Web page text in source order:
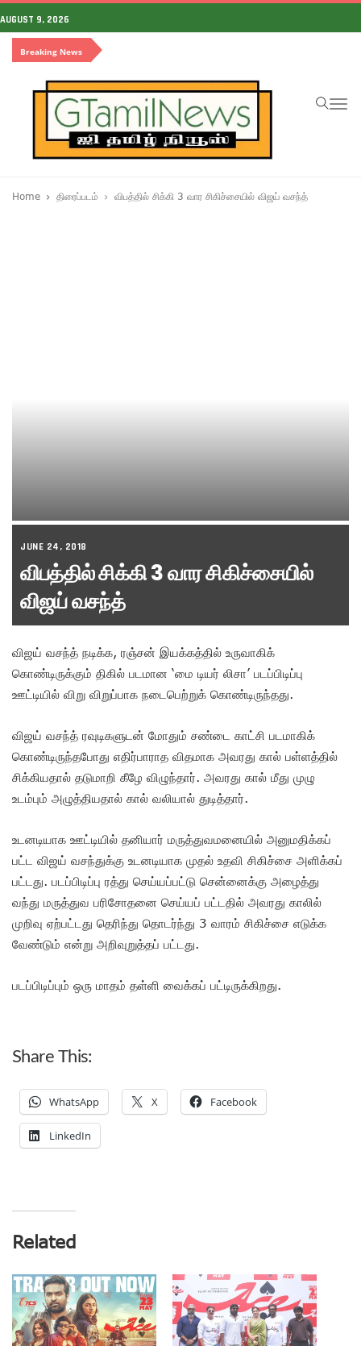
AUGUST 9, 2026
Breaking News
Home திரைப்படம் விபத்தில் சிக்கி 3 வார சிகிச்சையில் விஜய் வசந்த்
JUNE 24, 2018
விபத்தில் சிக்கி 3 வார சிகிச்சையில்
விஜய் வசந்த்
விஜய் வசந்த் நடிக்க, ரஞ்சன் இயக்கத்தில் உருவாகிக்
கொண்டிருக்கும் திகில் படமான ‘மை டியர் லிசா’ படப்பிடிப்பு
ஊட்டியில் விறு விறுப்பாக நடைபெற்றுக் கொண்டிருந்தது.
விஜய் வசந்த் ரவுடிகளுடன் மோதும் சண்டை காட்சி படமாகிக்
கொண்டிருந்தபோது எதிர்பாராத விதமாக அவரது கால் பள்ளத்தில்
சிக்கியதால் தடுமாறி கீழே விழுந்தார். அவரது கால் மீது முழு
உடம்பும் அழுத்தியதால் கால் வலியால் துடித்தார்.
உடனடியாக ஊட்டியில் தனியார் மருத்துவமனையில் அனுமதிக்கப்
பட்ட விஜய் வசந்துக்கு உடனடியாக முதல் உதவி சிகிச்சை அளிக்கப்
பட்டது. படப்பிடிப்பு ரத்து செய்யப்பட்டு சென்னைக்கு அழைத்து
வந்து மருத்துவ பரிசோதனை செய்யப் பட்டதில் அவரது காலில்
முறிவு ஏற்பட்டது தெரிந்து தொடர்ந்து 3 வாரம் சிகிச்சை எடுக்க
வேண்டும் என்று அறிவுறுத்தப் பட்டது.
படப்பிடிப்பும் ஒரு மாதம் தள்ளி வைக்கப் பட்டிருக்கிறது.
Share This:
WhatsApp X Facebook
LinkedIn
Related